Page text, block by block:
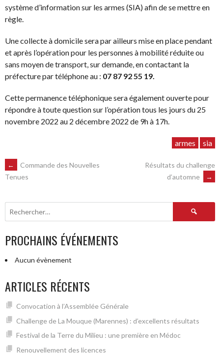
système d’information sur les armes (SIA) afin de se mettre en
règle.
Une collecte à domicile sera par ailleurs mise en place pendant
et après l’opération pour les personnes à mobilité réduite ou
sans moyen de transport, sur demande, en contactant la
préfecture par téléphone au : 07 87 92 55 19.
Cette permanence téléphonique sera également ouverte pour
répondre à toute question sur l’opération tous les jours du 25
novembre 2022 au 2 décembre 2022 de 9h à 17h.
armes sia
NAVIGATION
DES
ARTICLES
←
Commande des Nouvelles
Tenues
Résultats du challenge
d’automne
→
Rechercher :
PROCHAINS ÉVÉNEMENTS
Aucun évènement
ARTICLES RÉCENTS
Convocation à l’Assemblée Générale
Challenge de La Mouque (Marennes) : d’excellents résultats
Festival de la Terre du Milieu : une première en Médoc
Renouvellement des licences